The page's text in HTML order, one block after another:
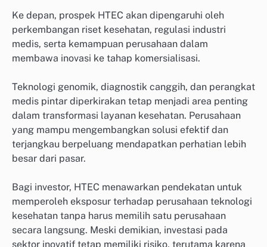
Ke depan, prospek HTEC akan dipengaruhi oleh
perkembangan riset kesehatan, regulasi industri
medis, serta kemampuan perusahaan dalam
membawa inovasi ke tahap komersialisasi.
Teknologi genomik, diagnostik canggih, dan perangkat
medis pintar diperkirakan tetap menjadi area penting
dalam transformasi layanan kesehatan. Perusahaan
yang mampu mengembangkan solusi efektif dan
terjangkau berpeluang mendapatkan perhatian lebih
besar dari pasar.
Bagi investor, HTEC menawarkan pendekatan untuk
memperoleh eksposur terhadap perusahaan teknologi
kesehatan tanpa harus memilih satu perusahaan
secara langsung. Meski demikian, investasi pada
sektor inovatif tetap memiliki risiko, terutama karena